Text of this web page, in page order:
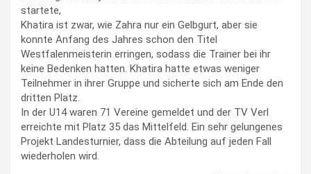
startete,
Khatira ist zwar, wie Zahra nur ein Gelbgurt, aber sie
konnte Anfang des Jahres schon den Titel
Westfalenmeisterin erringen, sodass die Trainer bei ihr
keine Bedenken hatten. Khatira hatte etwas weniger
Teilnehmer in ihrer Gruppe und sicherte sich am Ende den
dritten Platz.
In der U14 waren 71 Vereine gemeldet und der TV Verl
erreichte mit Platz 35 das Mittelfeld. Ein sehr gelungenes
Projekt Landesturnier, dass die Abteilung auf jeden Fall
wiederholen wird.